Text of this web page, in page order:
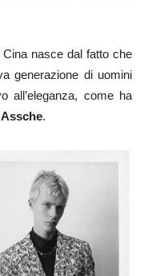
nasce dal fatto che
generazione di uomini
all’eleganza, come ha
.